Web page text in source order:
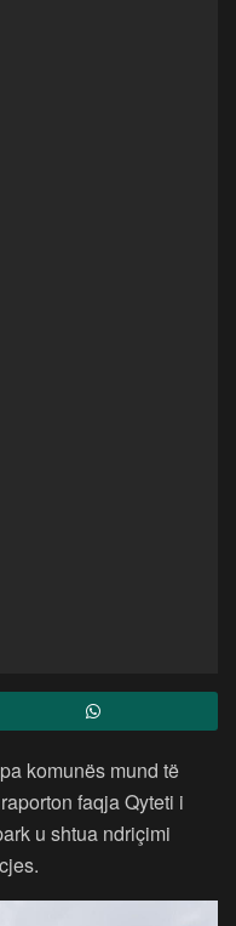
komunës mund të
faqja Qyteti i
u shtua ndriçimi